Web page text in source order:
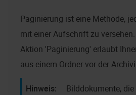
Paginierung ist eine Methode,
mit einer Aufschrift zu
Aktion 'Paginierung' erlaubt
aus einem Ordner vor der
Bilddokumente,